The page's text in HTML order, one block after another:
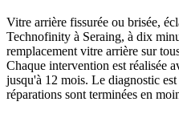
Vitre arrière fissurée ou brisée,
Technofinity à Seraing, à dix
remplacement vitre arrière sur
Chaque intervention est réalisée
jusqu'à 12 mois. Le diagnostic
réparations sont terminées en